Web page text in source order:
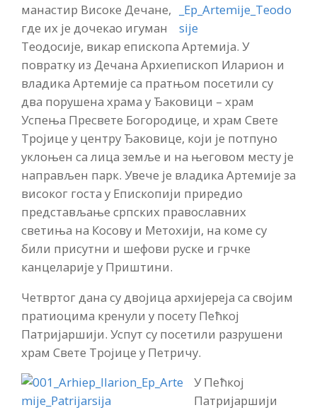
манастир Високе Дечане,
где их је дочекао игуман
Теодосије, викар епископа Артемија. У
повратку из Дечана Архиепископ Иларион и
владика Артемије са пратњом посетили су
два порушена храма у Ђаковици – храм
Успења Пресвете Богородице, и храм Свете
Тројице у центру Ђаковице, који је потпуно
уклоњен са лица земље и на његовом месту је
направљен парк. Увече је владика Артемије за
високог госта у Епископији приредио
представљање српских православних
светиња на Косову и Метохији, на коме су
били присутни и шефови руске и грчке
канцеларије у Приштини.
Четвртог дана су двојица архијереја са својим
пратиоцима кренули у посету Пећкој
Патријаршији. Успут су посетили разрушени
храм Свете Тројице у Петричу.
У Пећкој
Патријаршији